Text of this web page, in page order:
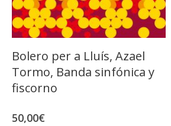
Bolero per a Lluís, Azael
Tormo, Banda sinfónica y
fiscorno
50,00€